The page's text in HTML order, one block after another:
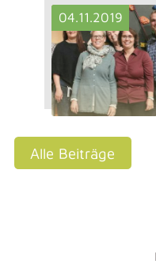
04.11.2019
Alle Beiträge